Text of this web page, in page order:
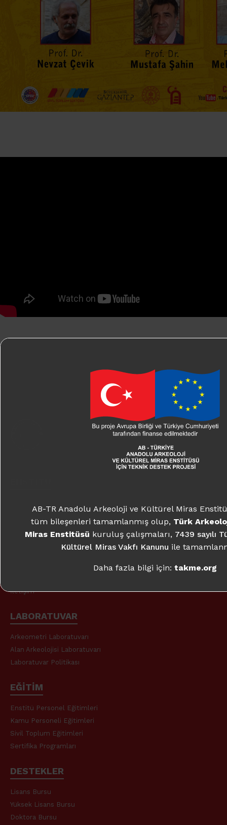
Bu websitesi, Avrupa Birliği'nin mali desteğiyle oluşturulmuş ve
sürdürülmüştür. Bu websitesinin içeriği yalnızca Weglobal Danışmalık
A.Ş'nin sorumluluğundadır ve Avrupa Birliği'nin görüşlerini
yansıtmamaktadır.
İletişim
LABORATUVAR
Arkeometri Laboratuvarı
Alan Arkeolojisi Laboratuvarı
Laboratuvar Politikası
EĞİTİM
Enstitü Personel Eğitimleri
Kamu Personeli Eğitimleri
Sivil Toplum Eğitimleri
Sertifika Programları
DESTEKLER
Lisans Bursu
Yüksek Lisans Bursu
Doktora Bursu
AB-TR Anadolu Arkeoloji ve Kültürel Miras
tüm bileşenleri tamamlanmış olup,Türk
kuruluş çalışmaları,7439 sayılı
AB-TR Anadolu Arkeoloji ve Kültürel Miras
tüm bileşenleri tamamlanmış olup, Türk
Miras Enstitüsü kuruluş çalışmaları, 7439 sayılı
Kültürel Miras Vakfı Kanunu ile
Daha fazla bilgi için: takme.org